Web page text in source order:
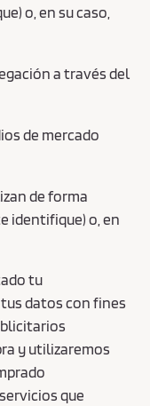
o, en su caso,
a través del
de mercado
de forma
identifique) o, en
tu
datos con fines
y utilizaremos
que